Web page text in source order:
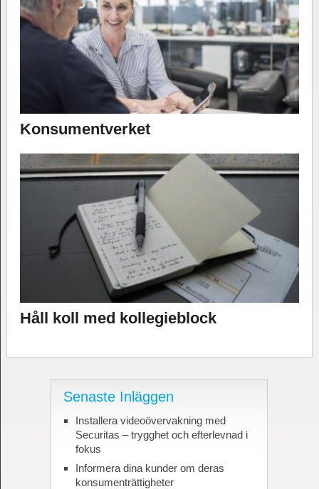
Konsumentverket
Håll koll med kollegieblock
Senaste Inläggen
Installera videoövervakning med
Securitas – trygghet och efterlevnad i
fokus
Informera dina kunder om deras
konsumenträttigheter